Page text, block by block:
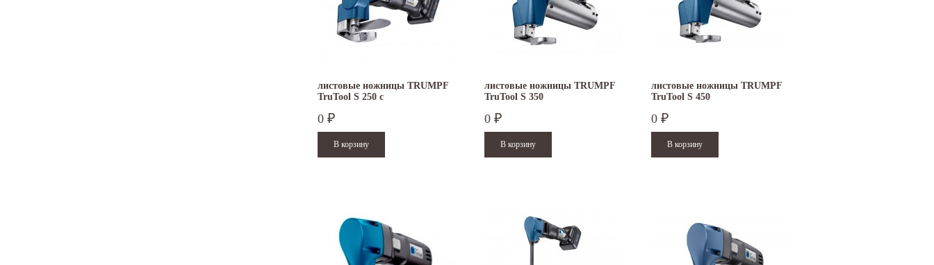
листовые ножницы TRUMPF
TruTool S 250 с
0 ₽
листовые ножницы TRUMPF
TruTool S 350
0 ₽
листовые ножницы TRUMPF
TruTool S 450
0 ₽